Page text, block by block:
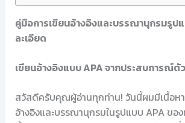
คู่มือการเขียนอ้างอิงและบรรณานุกรมรูป
ละเอียด
เขียนอ้างอิงแบบ APA จากประสบการณ์ตั
สวัสดีครับคุณผู้อ่านทุกท่าน! วันนี้ผมมีเนื้อหา
อ้างอิงและบรรณานุกรมในรูปแบบ APA ของ